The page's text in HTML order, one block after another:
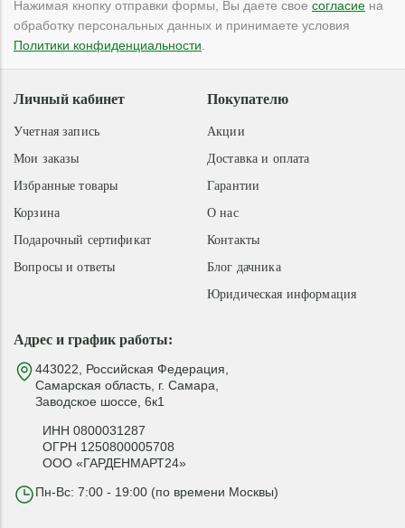
Нажимая кнопку отправки формы, Вы даете свое согласие на
обработку персональных данных и принимаете условия
Политики конфиденциальности
Адрес и график работы:
443022, Российская Федерация,
Самарская область, г. Самара,
Заводское шоссе, 6к1
ИНН 0800031287
ОГРН 1250800005708
ООО «ГАРДЕНМАРТ24»
Пн-Вс: 7:00 - 19:00 (по времени Москвы)
Покупателю
Акции
Доставка и оплата
Гарантии
О нас
Контакты
Блог дачника
Юридическая информация
Личный кабинет
Учетная запись
Мои заказы
Избранные товары
Корзина
Подарочный сертификат
Вопросы и ответы